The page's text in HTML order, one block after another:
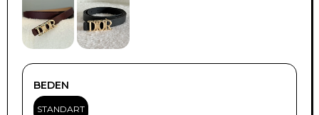
BEDEN
STANDART